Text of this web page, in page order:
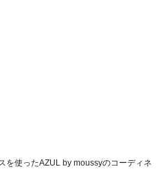
を使ったAZUL by moussyのコーディネ